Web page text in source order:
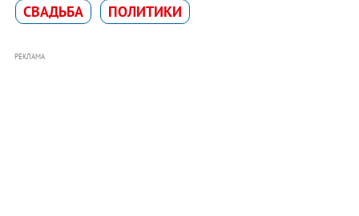
СВАДЬБА ПОЛИТИКИ
РЕКЛАМА